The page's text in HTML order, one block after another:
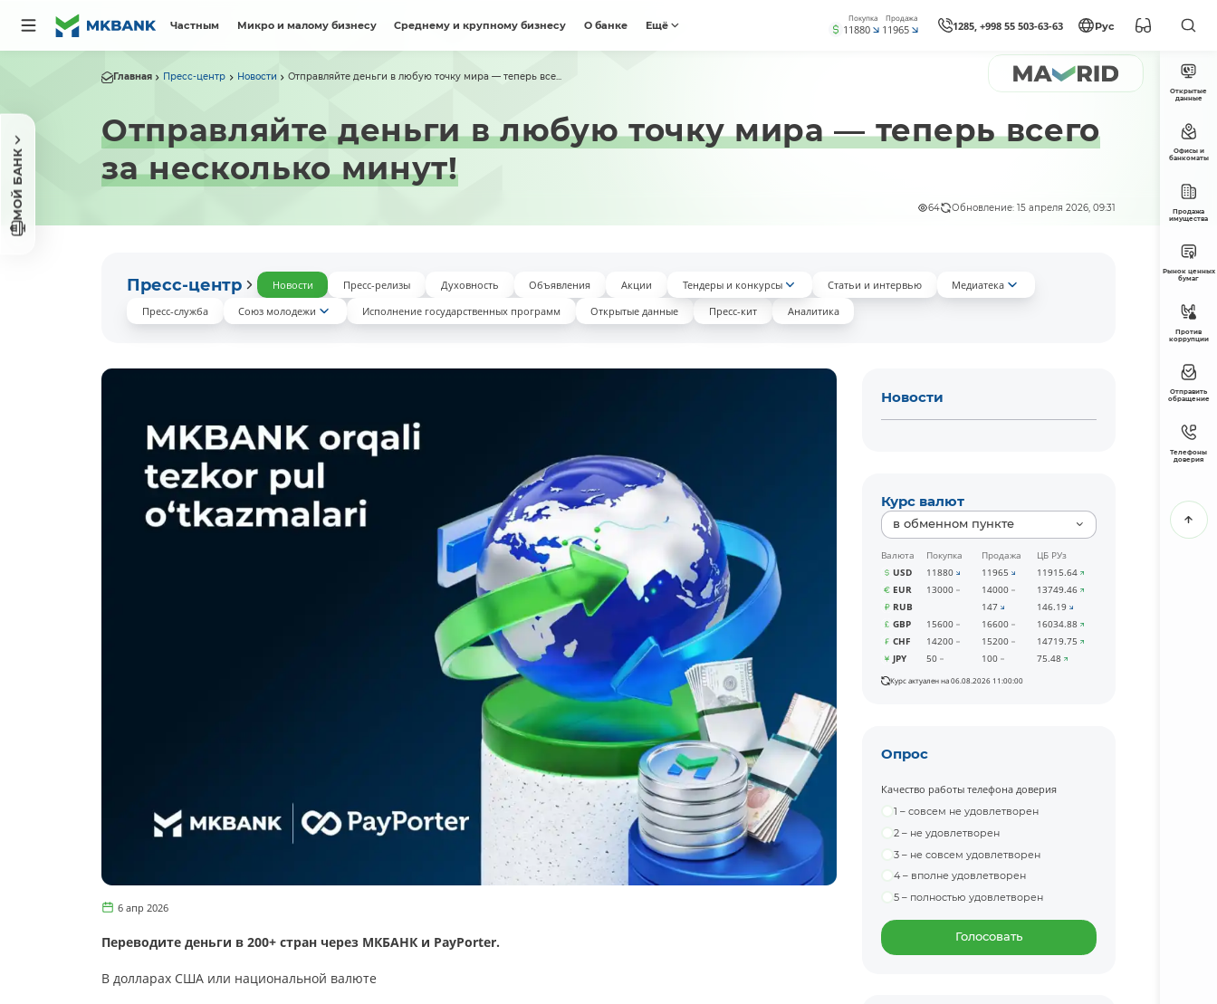
Частным Микро и малому бизнесу Среднему и крупному бизнесу О банке Ещё
Покупка
11880
Продажа
11965 1285, +998 55 503-63-63 Рус
МОЙ БАНК
Главная Пресс-центр Новости Отправляйте деньги в любую точку мира — теперь все...
Отправляйте деньги в любую точку мира — теперь всего
за несколько минут!
64 Обновление: 15 апреля 2026, 09:31
Пресс-центр Новости Пресс-релизы Духовность Объявления Акции Тендеры и конкурсы Статьи и интервью
Медиатека
Пресс-служба
Союз молодежи Исполнение государственных программ Открытые данные Пресс-кит Аналитика
6 апр 2026
Переводите деньги в 200+ стран через МКБАНК и PayPorter.
В долларах США или национальной валюте
Новости
Курс валют
в обменном пункте
Валюта Покупка Продажа
ЦБ РУз
USD
11880 11965
11915.64
EUR
13000 14000
13749.46
RUB
147
146.19
GBP
15600 16600
16034.88
CHF
14200 15200
14719.75
JPY
50 100 75.48
Курс актуален на 06.08.2026 11:00:00
Опрос
Качество работы телефона доверия
1 – совсем не удовлетворен
2 – не удовлетворен
3 – не совсем удовлетворен
4 – вполне удовлетворен
5 – полностью удовлетворен
Голосовать
Открытые
данные
Офисы и
банкоматы
Продажа
имущества
Рынок ценных
бумаг
Против
коррупции
Отправить
обращение
Телефоны
доверия